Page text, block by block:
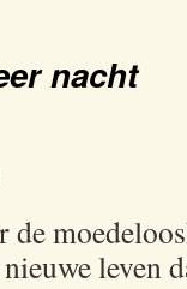
nacht
leven